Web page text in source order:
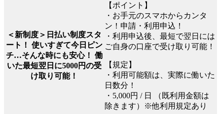
＜新制度＞日払い制度スタ
ート！ 使いすぎて今日ピン
チ…そんな時にも安心！ 働
いた最短翌日に5000円の受
け取り可能！
【ポイント】
・お手元のスマホからカンタ
ン！申請・利用申込！
・利用申込後、最短で翌日には
ご自身の口座で受け取り可能！
【規定】
・利用可能額は、実際に働いた
日数分！
・5,000円 / 日 （既利用金額は
除きます）※他利用規定あり